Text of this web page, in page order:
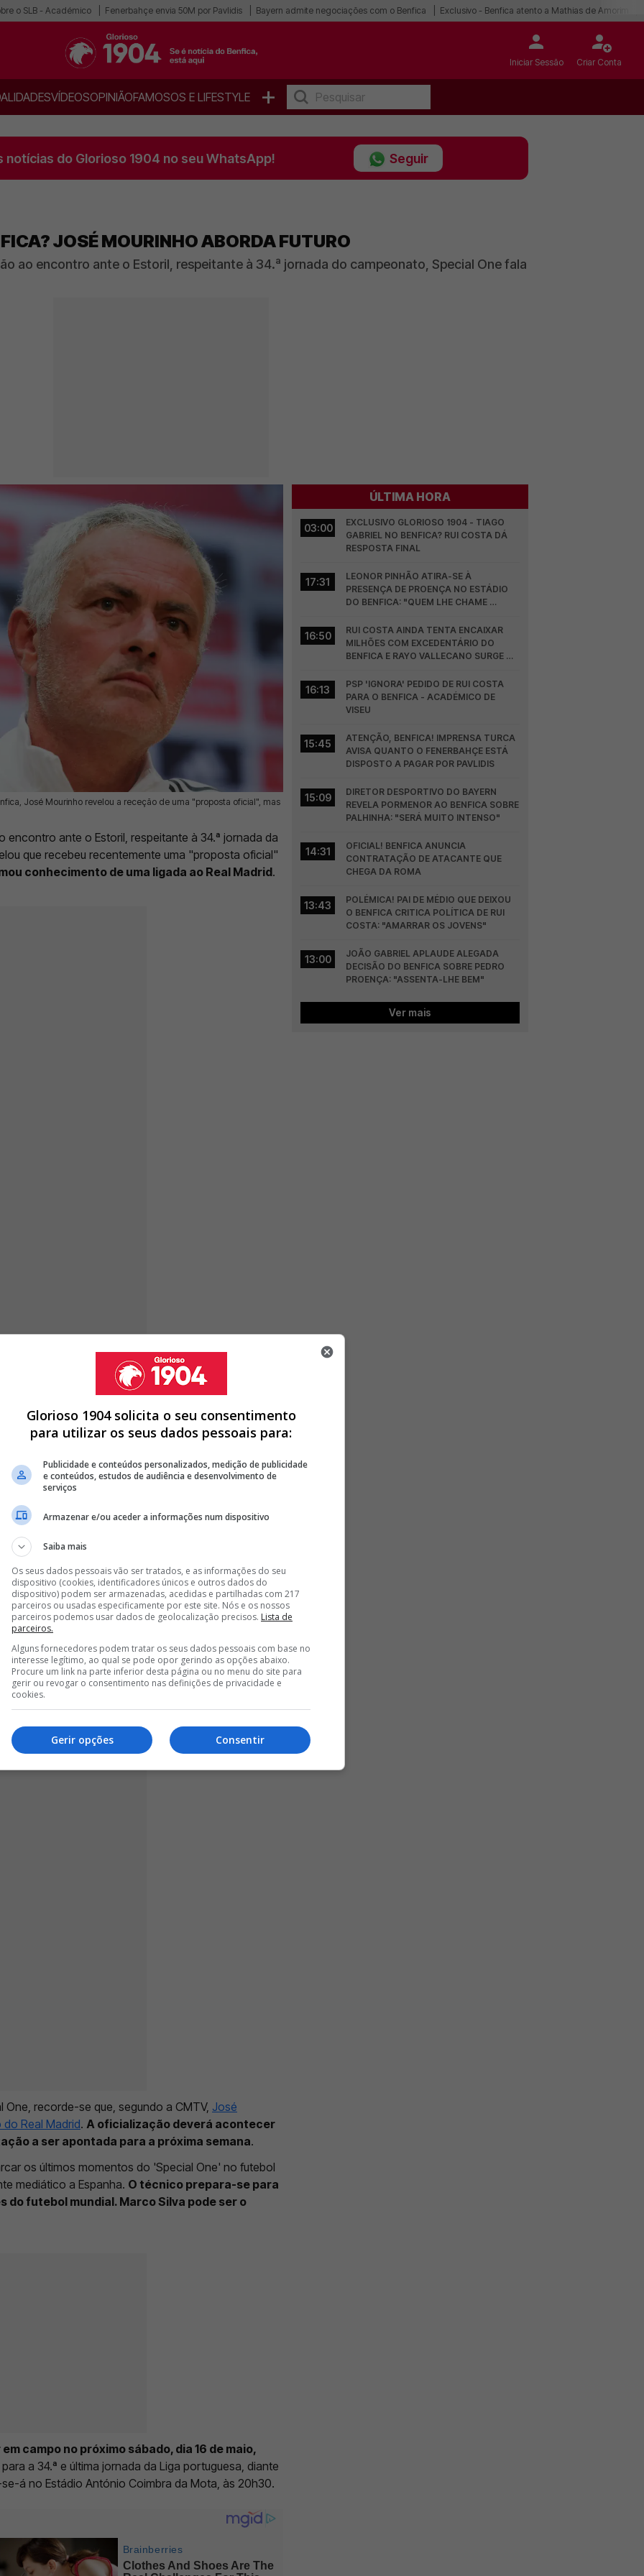
o SLB - Académico Fenerbahçe envia 50M por Pavlidis Bayern admite negociações com o Benfica Exclusivo - Benfica atento a Mathias de Amorim
Iniciar Sessão Criar Conta
VÍDEOSOPINIÃOFAMOSOS E LIFESTYLE +
notícias do Glorioso 1904 no seu WhatsApp! Seguir
JOSÉ MOURINHO ABORDA FUTURO
ao encontro ante o Estoril, respeitante à 34.ª jornada do campeonato, Special One fala
José Mourinho revelou a receção de uma "proposta oficial", mas
ante o Estoril, respeitante à 34.ª jornada da
que recebeu recentemente uma "proposta oficial"
conhecimento de uma ligada ao Real Madrid.
ao Real Madrid, nunca me
para me mostrar"
- BENFICA, RAFA SILVA ALCANÇA FEITO ÉPICO
PEDE... PERDÃO: "PEÇO DESCULPA"
OTAMENDI INFORMA MOURINHO SOBRE O SEU FUTURO
< >
oSport Lisboa e Benfica e disse-me 'tenho uma
'não quero, envia-me domingo'.Relativamente ao
uma proposta para me mostrar. Mas se me
começou por dizer.
recorde-se que, segundo a CMTV, José
Real Madrid. A oficialização deverá acontecer
a ser apontada para a próxima semana.
os últimos momentos do 'Special One' no futebol
mediático a Espanha. O técnico prepara-se para
do futebol mundial. Marco Silva pode ser o
campo no próximo sábado, dia 16 de maio,
a 34.ª e última jornada da Liga portuguesa, diante
á no Estádio António Coimbra da Mota, às 20h30.
ÚLTIMA HORA
03:00
EXCLUSIVO GLORIOSO 1904 - TIAGO
GABRIEL NO BENFICA? RUI COSTA DÁ
RESPOSTA FINAL
17:31
LEONOR PINHÃO ATIRA-SE À
PRESENÇA DE PROENÇA NO ESTÁDIO
DO BENFICA: "QUEM LHE CHAME
16:50
RUI COSTA AINDA TENTA ENCAIXAR
MILHÕES COM EXCEDENTÁRIO DO
BENFICA E RAYO VALLECANO SURGE NA
16:13
PSP 'IGNORA' PEDIDO DE RUI COSTA
PARA O BENFICA - ACADÉMICO DE
VISEU
15:45
ATENÇÃO, BENFICA! IMPRENSA TURCA
AVISA QUANTO O FENERBAHÇE ESTÁ
DISPOSTO A PAGAR POR PAVLIDIS
15:09
DIRETOR DESPORTIVO DO BAYERN
REVELA PORMENOR AO BENFICA SOBRE
PALHINHA: "SERÁ MUITO INTENSO"
14:31
OFICIAL! BENFICA ANUNCIA
CONTRATAÇÃO DE ATACANTE QUE
CHEGA DA ROMA
13:43
POLÉMICA! PAI DE MÉDIO QUE DEIXOU
O BENFICA CRITICA POLÍTICA DE RUI
COSTA: "AMARRAR OS JOVENS"
13:00
JOÃO GABRIEL APLAUDE ALEGADA
DECISÃO DO BENFICA SOBRE PEDRO
PROENÇA: "ASSENTA-LHE BEM"
Ver mais
Glorioso 1904 solicita o seu consentimento
para utilizar os seus dados pessoais para:
Publicidade e conteúdos personalizados, medição de publicidade
e conteúdos, estudos de audiência e desenvolvimento de
serviços
Armazenar e/ou aceder a informações num dispositivo
Saiba mais
Os seus dados pessoais vão ser tratados, e as informações do seu
dispositivo (cookies, identificadores únicos e outros dados do
dispositivo) podem ser armazenadas, acedidas e partilhadas com 217
parceiros ou usadas especificamente por este site. Nós e os nossos
parceiros podemos usar dados de geolocalização precisos. Lista de
parceiros.
Alguns fornecedores podem tratar os seus dados pessoais com base no
interesse legítimo, ao qual se pode opor gerindo as opções abaixo.
Procure um link na parte inferior desta página ou no menu do site para
gerir ou revogar o consentimento nas definições de privacidade e
cookies.
Consentir
Gerir opções